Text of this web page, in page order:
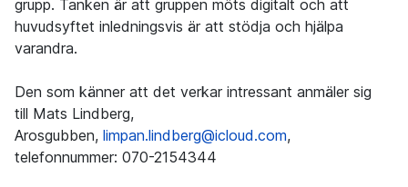
grupp. Tanken är att gruppen möts digitalt och att
huvudsyftet inledningsvis är att stödja och hjälpa
varandra.
Den som känner att det verkar intressant anmäler sig
till Mats Lindberg,
Arosgubben, limpan.lindberg@icloud.com,
telefonnummer: 070-2154344